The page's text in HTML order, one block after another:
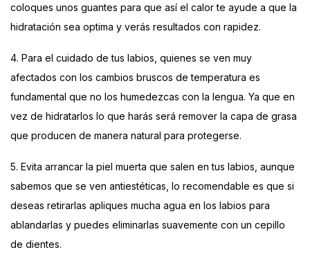
coloques unos guantes para que así el calor te ayude a que la
hidratación sea optima y verás resultados con rapidez.
4. Para el cuidado de tus labios, quienes se ven muy
afectados con los cambios bruscos de temperatura es
fundamental que no los humedezcas con la lengua. Ya que en
vez de hidratarlos lo que harás será remover la capa de grasa
que producen de manera natural para protegerse.
5. Evita arrancar la piel muerta que salen en tus labios, aunque
sabemos que se ven antiestéticas, lo recomendable es que si
deseas retirarlas apliques mucha agua en los labios para
ablandarlas y puedes eliminarlas suavemente con un cepillo
de dientes.